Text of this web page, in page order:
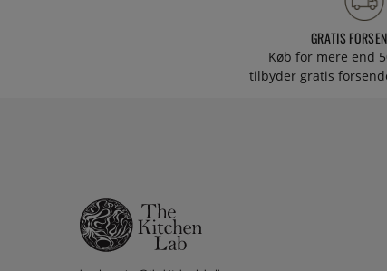
GRATIS
Køb for mere end
tilbyder gratis